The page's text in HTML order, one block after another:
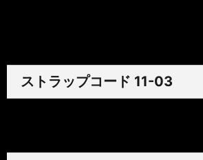
ストラップコード 11-03